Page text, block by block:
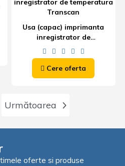
Usa (capac) imprimanta
inregistrator de
temperatura Transcan
Cere oferta
Următoarea
oferte si produse